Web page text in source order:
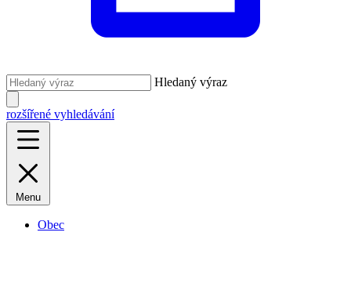
Hledaný výraz
rozšířené vyhledávání
Menu
Obec